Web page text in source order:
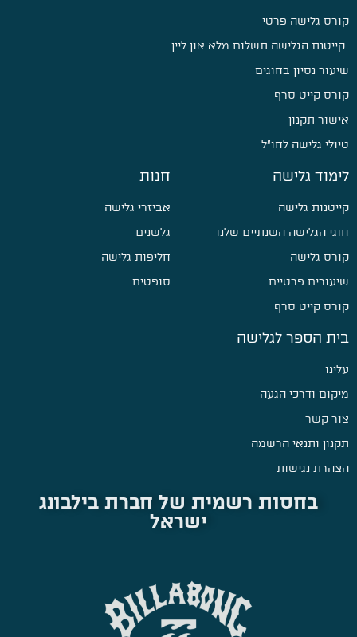
גלישה פרטי
קייטנת הגלישה תשלום מלא און ליין
נסיון בחוגים
קייט סרף
תקנון
גלישה לחו״ל
גלישה
גלישה
הגלישה השנתיים שלנו
גלישה
פרטיים
קייט סרף
חנות
אביזרי גלישה
גלשנים
חליפות גלישה
סופטים
הספר לגלישה
ודרכי הגעה
קשר
ותנאי הרשמה
נגישות
בחסות רשמית של חברת בילבונג
ישראל